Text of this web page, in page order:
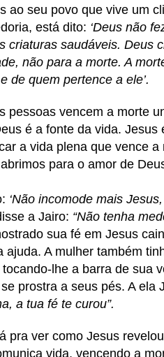
ao seu povo que vive um
está dito: ‘Deus não
criaturas saudáveis. Deus
não para a morte. A
de quem pertence a ele’.
pessoas vencem a morte
é a fonte da vida. Jesus
a vida plena que vence a
para o amor de
‘Não incomode mais
a Jairo: “Não tenha
sua fé em Jesus
ajuda. A mulher também
lhe a barra de sua
prostra a seus pés. A ela
a tua fé te curou”.
pra ver como Jesus
vida, vencendo a